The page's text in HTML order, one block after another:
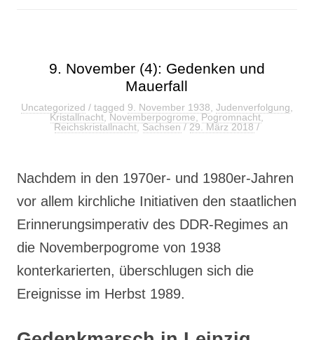
9. November (4): Gedenken und
Mauerfall
Uncategorized / tagged 9. November 1938, Judenverfolgung,
Kristallnacht, Novemberpogrome,Pogromnacht,
Reichskristallnacht,Sachsen/29. März 2018/
Nachdem in den 1970er- und 1980er-Jahren
vor allem kirchliche Initiativen den staatlichen
Erinnerungsimperativ des DDR-Regimes an
die Novemberpogrome von 1938
konterkarierten, überschlugen sich die
Ereignisse im Herbst 1989.